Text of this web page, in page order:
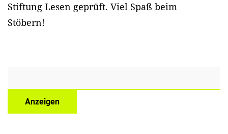
Stiftung Lesen geprüft. Viel Spaß beim
Stöbern!
Anzeigen